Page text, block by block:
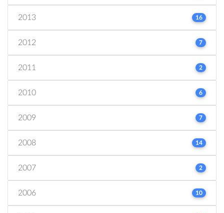
2013 16
2012 7
2011 2
2010 6
2009 7
2008 14
2007 2
2006 10